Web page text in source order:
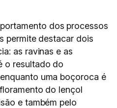
dos processos
permite destacar dois
as ravinas e as
o resultado do
uma boçoroca é
do lençol
e também pelo